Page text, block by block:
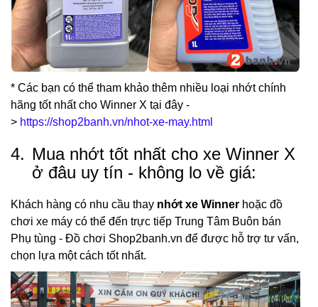
* Các bạn có thể tham khảo thêm nhiều loại nhớt chính
hãng tốt nhất cho Winner X tại đây -
> https://shop2banh.vn/nhot-xe-may.html
4. Mua nhớt tốt nhất cho xe Winner X
ở đâu uy tín - không lo về giá:
Khách hàng có nhu cầu thay nhớt xe Winner hoặc đồ
chơi xe máy có thể đến trực tiếp Trung Tâm Buôn bán
Phụ tùng - Đồ chơi Shop2banh.vn để được hỗ trợ tư vấn,
chọn lựa một cách tốt nhất.